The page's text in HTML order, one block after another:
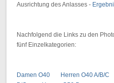
Ausrichtung des Anlasses -
Nachfolgend die Links zu den
fünf Einzelkategorien:
Damen O40 Herren O40 A/B/C